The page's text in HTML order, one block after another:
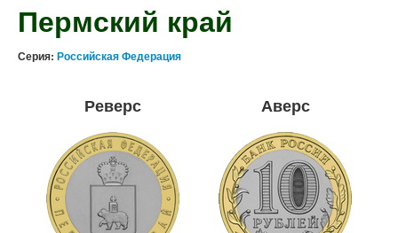
Пермский край
Серия: Российская Федерация
Реверс Аверс